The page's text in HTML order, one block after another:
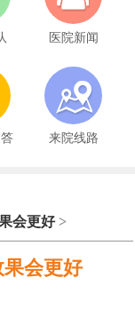
医院新闻
来院线路
会更好>
会更好